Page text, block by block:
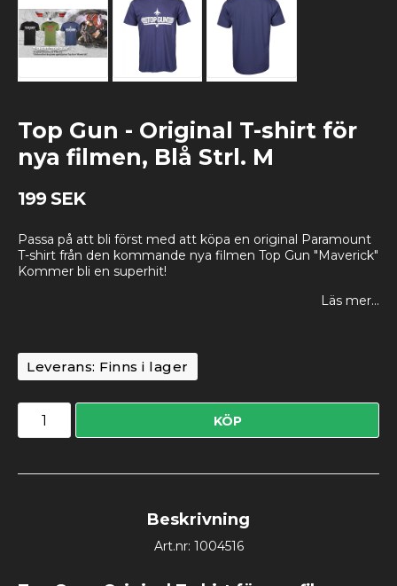
Top Gun - Original T-shirt för
nya filmen, Blå Strl. M
199 SEK
Passa på att bli först med att köpa en original Paramount
T-shirt från den kommande nya filmen Top Gun "Maverick"
Kommer bli en superhit!
Läs mer...
Leverans: Finns i lager
KÖP
Beskrivning
Art.nr: 1004516